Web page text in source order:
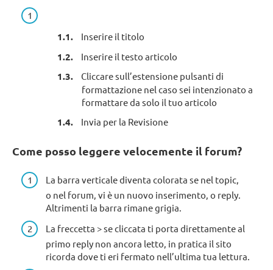
Inserire il titolo
Inserire il testo articolo
Cliccare sull’estensione pulsanti di
formattazione nel caso sei intenzionato a
formattare da solo il tuo articolo
Invia per la Revisione
Come posso leggere velocemente il forum?
La barra verticale diventa colorata se nel topic,
o nel forum, vi è un nuovo inserimento, o reply.
Altrimenti la barra rimane grigia.
La freccetta > se cliccata ti porta direttamente al
primo reply non ancora letto, in pratica il sito
ricorda dove ti eri fermato nell’ultima tua lettura.